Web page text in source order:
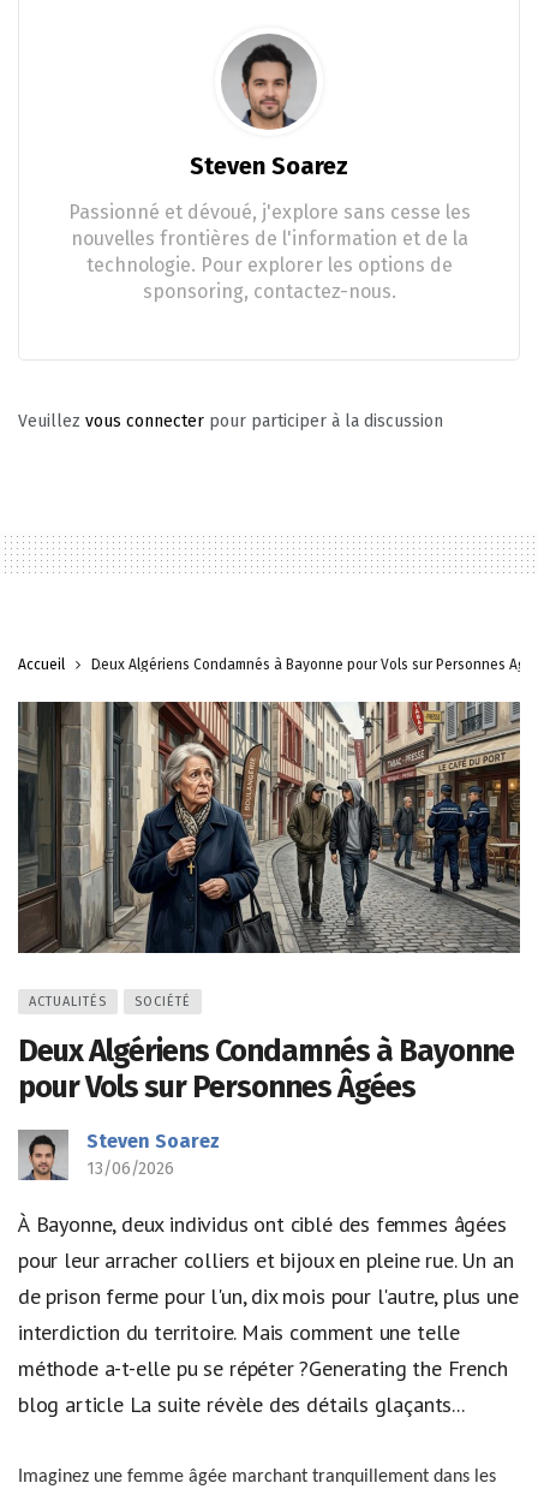
Steven Soarez
Passionné et dévoué, j'explore sans cesse les
nouvelles frontières de l'information et de la
technologie. Pour explorer les options de
sponsoring, contactez-nous.
Veuillez vous connecter pour participer à la discussion
Accueil Deux Algériens Condamnés à Bayonne pour Vols sur Personnes
ACTUALITÉS SOCIÉTÉ
Deux Algériens Condamnés à Bayonne
pour Vols sur Personnes Âgées
Steven Soarez
13/06/2026
À Bayonne, deux individus ont ciblé des femmes âgées
pour leur arracher colliers et bijoux en pleine rue. Un an
de prison ferme pour l'un, dix mois pour l'autre, plus une
interdiction du territoire. Mais comment une telle
méthode a-t-elle pu se répéter ?Generating the French
blog article La suite révèle des détails glaçants...
Imaginez une femme âgée marchant tranquillement dans les